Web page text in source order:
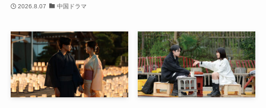
2026.8.07 中国ドラマ